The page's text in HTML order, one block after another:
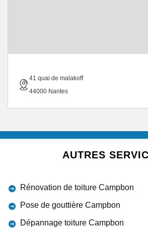
41 quai de malakoff
44000 Nantes
AUTRES
Rénovation de toiture Campbon
Pose de gouttière Campbon
Dépannage toiture Campbon